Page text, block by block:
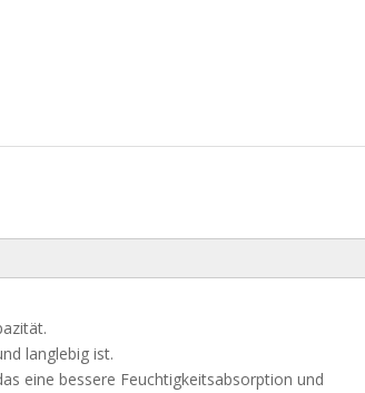
langlebig ist.
eine bessere Feuchtigkeitsabsorption und